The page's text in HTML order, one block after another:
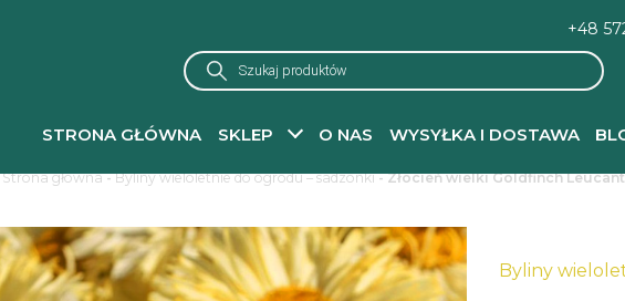
+48
Wyszukiwarka
produktów
STRONA GŁÓWNA SKLEP O NAS WYSYŁKA I DOSTAWA
Strona główna-Byliny wieloletnie do ogrodu – sadzonki- Złocień wielki Goldfinch
Byliny